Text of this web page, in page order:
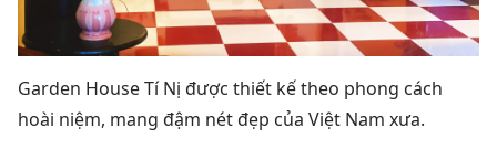
Garden House Tí Nị được thiết kế theo phong cách
hoài niệm, mang đậm nét đẹp của Việt Nam xưa.